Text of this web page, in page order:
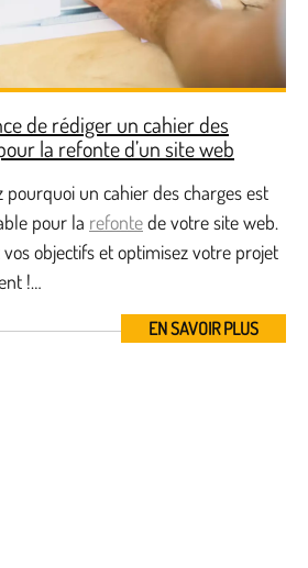
de rédiger un cahier des
la refonte d’un site web
pourquoi un cahier des charges est
pour la refontede votre site web.
vos objectifs et optimisez votre projet
!…
EN SAVOIR PLUS